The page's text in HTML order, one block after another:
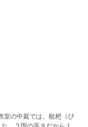
室の中庭では、枇杷（び